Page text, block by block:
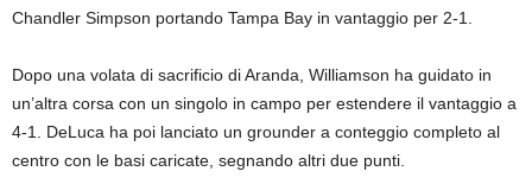
Chandler Simpson portando Tampa Bay in vantaggio per 2-1.
Dopo una volata di sacrificio di Aranda, Williamson ha guidato in
un’altra corsa con un singolo in campo per estendere il vantaggio a
4-1. DeLuca ha poi lanciato un grounder a conteggio completo al
centro con le basi caricate, segnando altri due punti.